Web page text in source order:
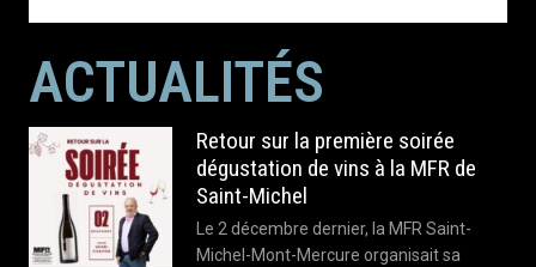
ACTUALITÉS
Retour sur la première soirée
dégustation de vins à la MFR de
Saint-Michel
Le 2 décembre dernier, la MFR Saint-
Michel-Mont-Mercure organisait sa